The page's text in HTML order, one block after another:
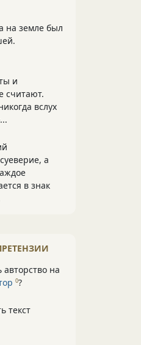
на земле был
и
считают.
вслух
а
в знак
на
0?
текст